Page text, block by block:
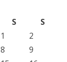
S
S
1
2
8
9